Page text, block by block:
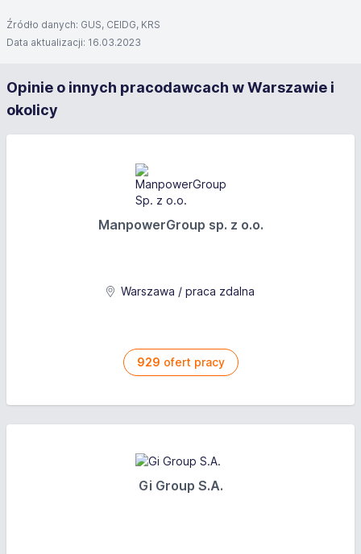
Źródło danych: GUS, CEIDG, KRS
Data aktualizacji: 16.03.2023
Opinie o innych pracodawcach w Warszawie i
okolicy
ManpowerGroup sp. z o.o.
Warszawa / praca zdalna
929 ofert pracy
Gi Group S.A.